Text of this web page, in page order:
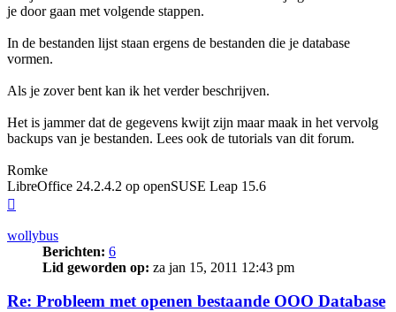
je door gaan met volgende stappen.
In de bestanden lijst staan ergens de bestanden die je database
vormen.
Als je zover bent kan ik het verder beschrijven.
Het is jammer dat de gegevens kwijt zijn maar maak in het vervolg
backups van je bestanden. Lees ook de tutorials van dit forum.
Romke
LibreOffice 24.2.4.2 op openSUSE Leap 15.6
wollybus
Berichten: 6
Lid geworden op: za jan 15, 2011 12:43 pm
Re: Probleem met openen bestaande OOO Database